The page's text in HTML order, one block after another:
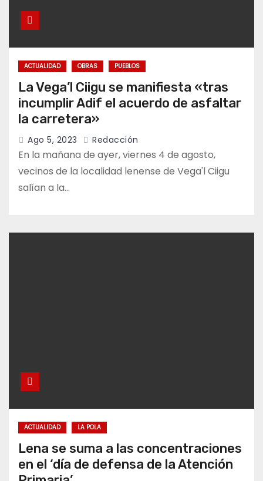
ACTUALIDAD OBRAS PUEBLOS
La Vega’l Ciigu se manifiesta «tras
incumplir Adif el acuerdo de asfaltar
la carretera»
Ago 5, 2023 Redacción
En la mañana de ayer, viernes 4 de agosto,
vecinos de la localidad lenense de Vega'l Ciigu
salían a la…
ACTUALIDAD LA POLA
Lena se suma a las concentraciones
en el ‘día de defensa de la Atención